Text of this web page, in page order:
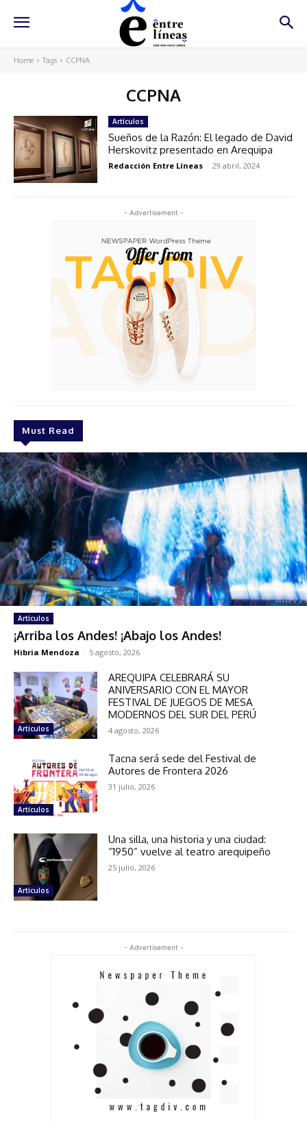
Home Tags CCPNA
CCPNA
- Advertisement -
Must Read
Artículos
¡Arriba los Andes! ¡Abajo los Andes!
Hibria Mendoza - 5 agosto, 2026
Artículos
AREQUIPA CELEBRARÁ SU
ANIVERSARIO CON EL MAYOR
FESTIVAL DE JUEGOS DE MESA
MODERNOS DEL SUR DEL PERÚ
4 agosto, 2026
Artículos
Tacna será sede del Festival de
Autores de Frontera 2026
31 julio, 2026
Artículos
Una silla, una historia y una ciudad:
“1950” vuelve al teatro arequipeño
25 julio, 2026
Artículos
Sueños de la Razón: El legado de David
Herskovitz presentado en Arequipa
Redacción Entre Líneas - 29 abril, 2024
- Advertisement -